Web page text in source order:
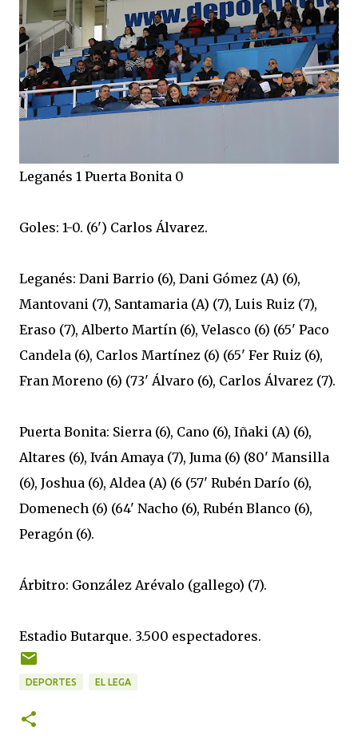
Leganés 1 Puerta Bonita 0
Goles: 1-0. (6') Carlos Álvarez.
Leganés: Dani Barrio (6), Dani Gómez (A) (6),
Mantovani (7), Santamaria (A) (7), Luis Ruiz (7),
Eraso (7), Alberto Martín (6), Velasco (6) (65' Paco
Candela (6), Carlos Martínez (6) (65' Fer Ruiz (6),
Fran Moreno (6) (73' Álvaro (6), Carlos Álvarez (7).
Puerta Bonita: Sierra (6), Cano (6), Iñaki (A) (6),
Altares (6), Iván Amaya (7), Juma (6) (80' Mansilla
(6), Joshua (6), Aldea (A) (6 (57' Rubén Darío (6),
Domenech (6) (64' Nacho (6), Rubén Blanco (6),
Peragón (6).
Árbitro: González Arévalo (gallego) (7).
Estadio Butarque. 3.500 espectadores.
DEPORTES EL LEGA